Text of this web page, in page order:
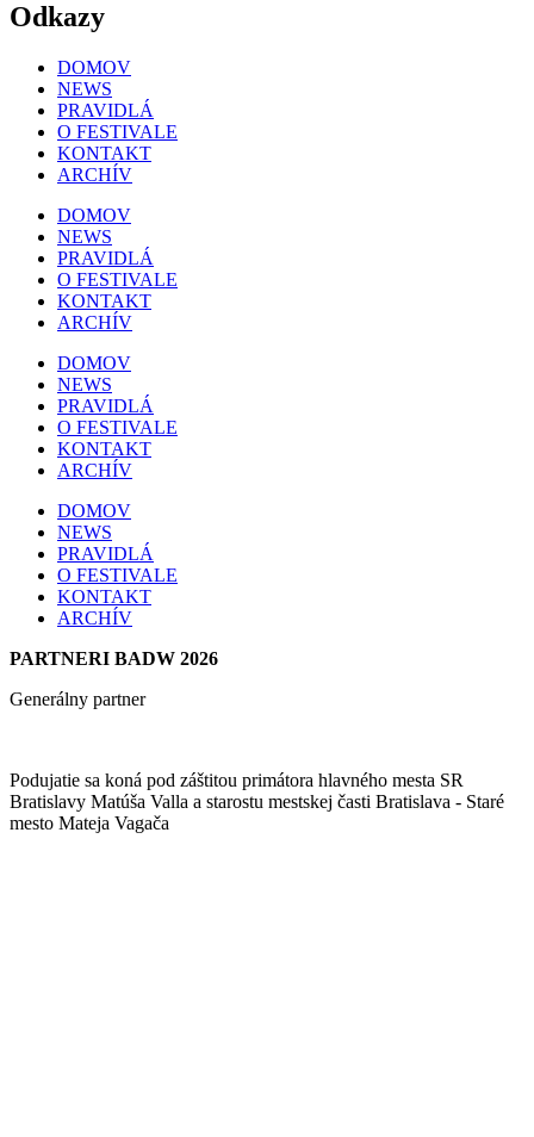
Odkazy
DOMOV
NEWS
PRAVIDLÁ
O FESTIVALE
KONTAKT
ARCHÍV
DOMOV
NEWS
PRAVIDLÁ
O FESTIVALE
KONTAKT
ARCHÍV
DOMOV
NEWS
PRAVIDLÁ
O FESTIVALE
KONTAKT
ARCHÍV
DOMOV
NEWS
PRAVIDLÁ
O FESTIVALE
KONTAKT
ARCHÍV
PARTNERI BADW 2026
Generálny partner
Podujatie sa koná pod záštitou primátora hlavného mesta SR
Bratislavy Matúša Valla a starostu mestskej časti Bratislava - Staré
mesto Mateja Vagača